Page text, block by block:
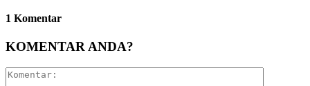
1 Komentar
KOMENTAR ANDA?